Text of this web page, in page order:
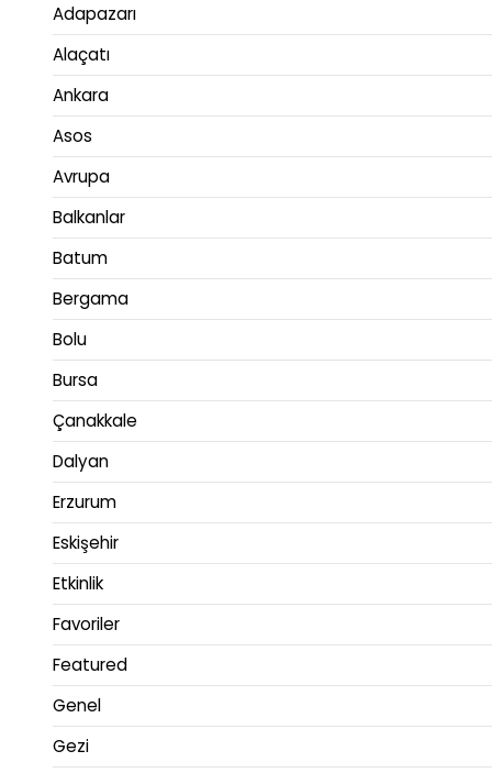
Adapazarı
Alaçatı
Ankara
Asos
Avrupa
Balkanlar
Batum
Bergama
Bolu
Bursa
Çanakkale
Dalyan
Erzurum
Eskişehir
Etkinlik
Favoriler
Featured
Genel
Gezi